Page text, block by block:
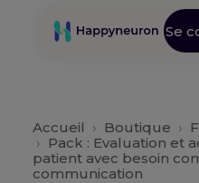
Se
Accueil › Boutique ›
› Pack : Evaluation et
patient avec besoin
communication